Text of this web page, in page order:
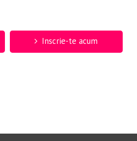
Inscrie-te acum